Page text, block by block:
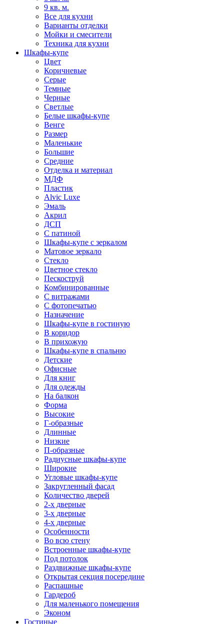
9 кв. м.
Все для кухни
Варианты отделки
Мойки и смесители
Техника для кухни
Шкафы-купе
Цвет
Коричневые
Серые
Темные
Черные
Светлые
Белые шкафы-купе
Венге
Размер
Маленькие
Большие
Средние
Отделка и материал
МДФ
Пластик
Alvic Luxe
Эмаль
Акрил
ДСП
С патиной
Шкафы-купе с зеркалом
Матовое зеркало
Стекло
Цветное стекло
Пескоструй
Комбинированные
С витражами
С фотопечатью
Назначение
Шкафы-купе в гостиную
В коридор
В прихожую
Шкафы-купе в спальню
Детские
Офисные
Для книг
Для одежды
На балкон
Форма
Высокие
Г-образные
Длинные
Низкие
П-образные
Радиусные шкафы-купе
Широкие
Угловые шкафы-купе
Закругленный фасад
Количество дверей
2-х дверные
3-х дверные
4-х дверные
Особенности
Во всю стену
Встроенные шкафы-купе
Под потолок
Раздвижные шкафы-купе
Открытая секция посередине
Распашные
Гардероб
Для маленького помещения
Эконом
Гостиные